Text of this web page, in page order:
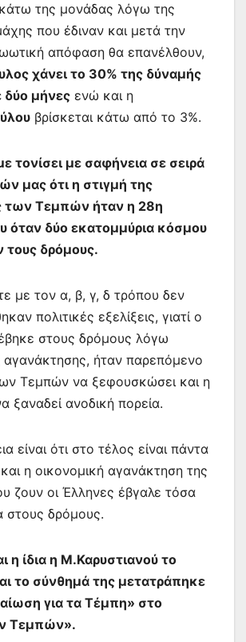
της μονάδας λόγω της
που έδιναν και μετά την
απόφαση θα επανέλθουν,
χάνει το 30% της δύναμής
δύο μήνες ενώ και η
βρίσκεται κάτω από το 3%.
τονίσει με σαφήνεια σε σειρά
μας ότι η στιγμή της
Τεμπών ήταν η 28η
όταν δύο εκατομμύρια κόσμου
τους δρόμους.
με τον α, β, γ, δ τρόπου δεν
πολιτικές εξελίξεις, γιατί ο
στους δρόμους λόγω
αγανάκτησης, ήταν παρεπόμενο
Τεμπών να ξεφουσκώσει και η
ξαναδεί ανοδική πορεία.
είναι ότι στο τέλος είναι πάντα
η οικονομική αγανάκτηση της
ζουν οι Έλληνες έβγαλε τόσα
στους δρόμους.
η ίδια η Μ.Καρυστιανού το
το σύνθημά της μετατράπηκε
για τα Τέμπη» στο
Τεμπών».